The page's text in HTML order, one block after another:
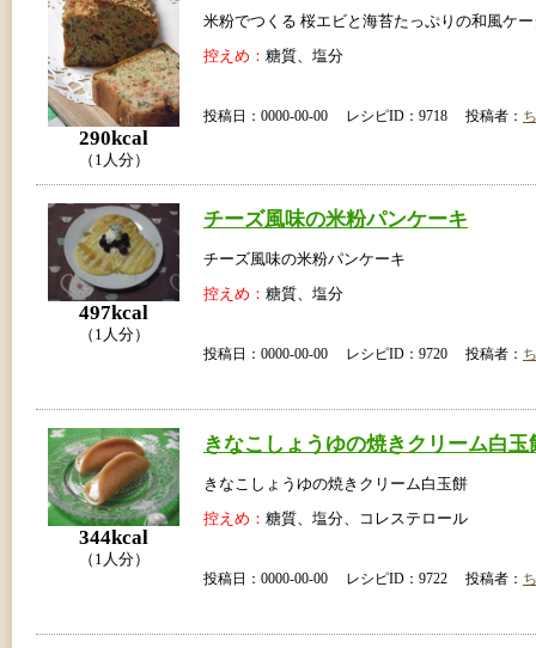
290kcal
（1人分）
米粉でつくる 桜エビと海苔たっぷりの和風ケ
控えめ： 糖質、塩分
投稿日：0000-00-00 レシピID：9718 投稿者：
497kcal
（1人分）
チーズ風味の米粉パンケーキ
チーズ風味の米粉パンケーキ
控えめ： 糖質、塩分
投稿日：0000-00-00 レシピID：9720 投稿者：
344kcal
（1人分）
きなこしょうゆの焼きクリーム白玉
きなこしょうゆの焼きクリーム白玉餅
控えめ： 糖質、塩分、コレステロール
投稿日：0000-00-00 レシピID：9722 投稿者：